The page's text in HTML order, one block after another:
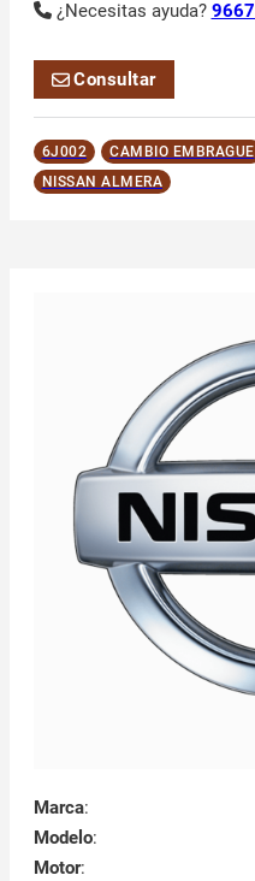
¿Necesitas ayuda?
Consultar
6J002 CAMBIO EMBRAGUE
NISSAN ALMERA
Marca:
Modelo:
Motor: